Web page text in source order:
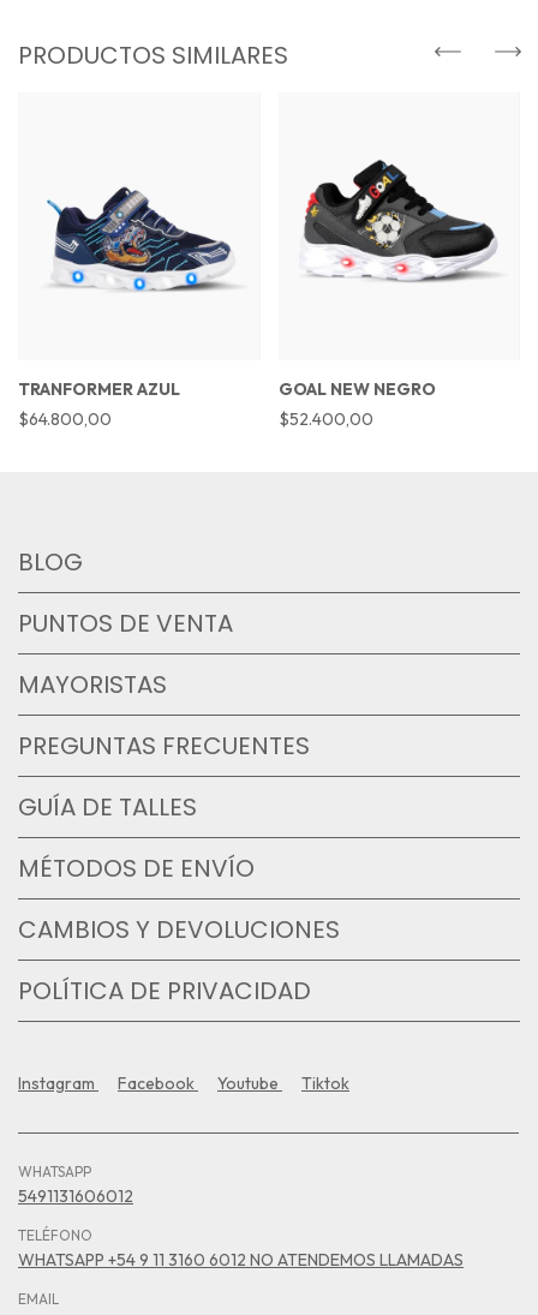
PRODUCTOS SIMILARES
TRANFORMER AZUL
$64.800,00
GOAL NEW NEGRO
$52.400,00
BLOG
PUNTOS DE VENTA
MAYORISTAS
PREGUNTAS FRECUENTES
GUÍA DE TALLES
MÉTODOS DE ENVÍO
CAMBIOS Y DEVOLUCIONES
POLÍTICA DE PRIVACIDAD
Instagram Facebook Youtube Tiktok
WHATSAPP
5491131606012
TELÉFONO
WHATSAPP +54 9 11 3160 6012 NO ATENDEMOS LLAMADAS
EMAIL